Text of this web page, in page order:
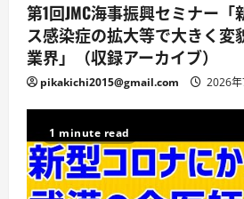
第1回JMC海事振興セミナー
ス感染症の拡大等で大きく変
業界」（収録アーカイブ）
pikakichi2015@gmail.com 2026
1 minute read